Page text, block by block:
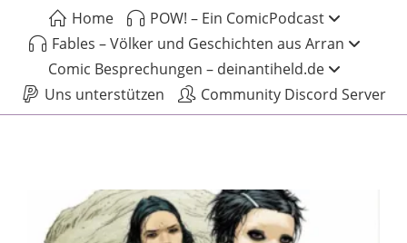
Home
POW! – Ein ComicPodcast
Fables – Völker und Geschichten aus Arran
Comic Besprechungen – deinantiheld.de
Uns unterstützen
Community Discord Server